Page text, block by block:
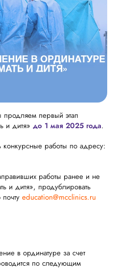
первый этап
и дитя» до 1 мая 2025 года.
конкурсные работы по адресу:
работы ранее и не
и дитя», продублировать
education@mcclinics.ru
в ординатуре за счет
по следующим